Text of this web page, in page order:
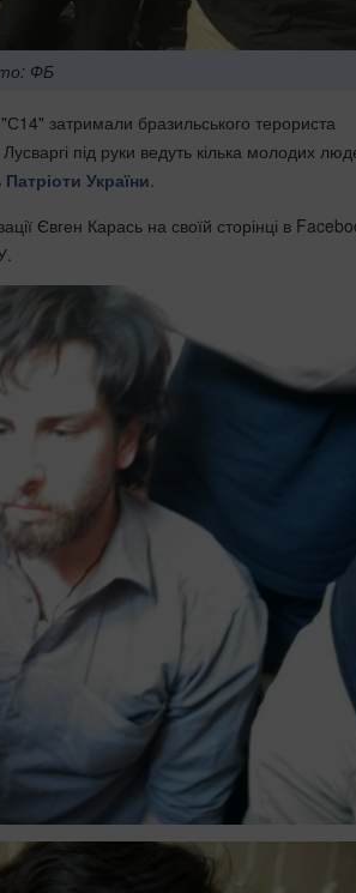
ФБ
"С14" затримали бразильського терориста
під руки ведуть кілька молодих
Патріоти України.
Євген Карась на своїй сторінці в